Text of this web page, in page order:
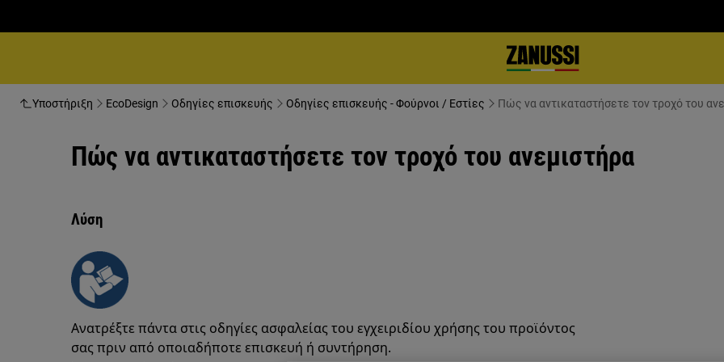
Υποστήριξη EcoDesign Οδηγίες επισκευής Οδηγίες επισκευής - Φούρνοι / Εστίες Πώς να αντικαταστήσετε τον τροχό του
Πώς να αντικαταστήσετε τον τροχό του ανεμιστήρα
Λύση
Ανατρέξτε πάντα στις οδηγίες ασφαλείας του εγχειριδίου χρήσης του προϊόντος
σας πριν από οποιαδήποτε επισκευή ή συντήρηση.